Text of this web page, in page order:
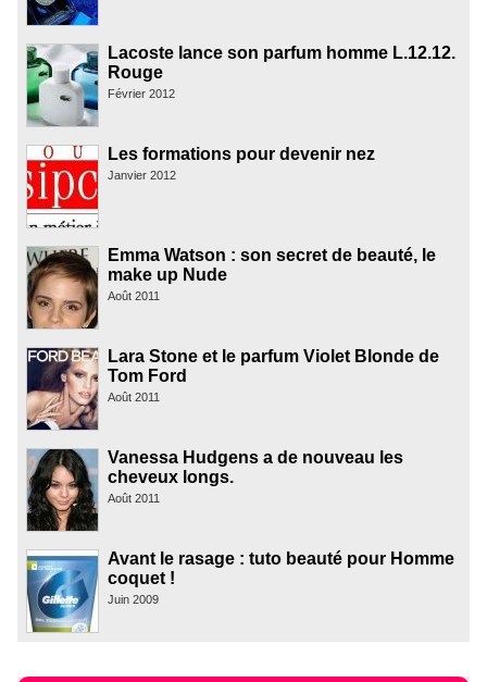
Lacoste lance son parfum homme L.12.12.
Rouge
Février 2012
Les formations pour devenir nez
Janvier 2012
Emma Watson : son secret de beauté, le
make up Nude
Août 2011
Lara Stone et le parfum Violet Blonde de
Tom Ford
Août 2011
Vanessa Hudgens a de nouveau les
cheveux longs.
Août 2011
Avant le rasage : tuto beauté pour Homme
coquet !
Juin 2009